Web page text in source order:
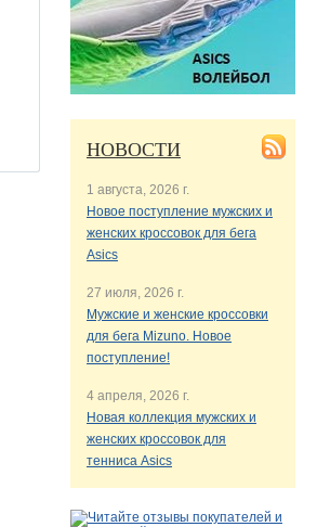
НОВОСТИ
1 августа, 2026 г.
Новое поступление мужских и
женских кроссовок для бега
Asics
27 июля, 2026 г.
Мужские и женские кроссовки
для бега Mizuno. Новое
поступление!
4 апреля, 2026 г.
Новая коллекция мужских и
женских кроссовок для
тенниса Asics